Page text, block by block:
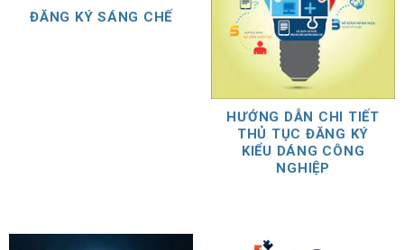
ĐĂNG KÝ SÁNG CHẾ
HƯỚNG DẪN CHI TIẾT
THỦ TỤC ĐĂNG KÝ
KIỂU DÁNG CÔNG
NGHIỆP